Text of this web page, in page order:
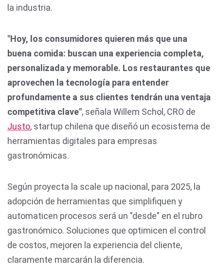
la industria.
"Hoy, los consumidores quieren más que una
buena comida: buscan una experiencia completa,
personalizada y memorable. Los restaurantes que
aprovechen la tecnología para entender
profundamente a sus clientes tendrán una ventaja
competitiva clave", señala Willem Schol, CRO de
Justo, startup chilena que diseñó un ecosistema de
herramientas digitales para empresas
gastronómicas.
Según proyecta la scale up nacional, para 2025, la
adopción de herramientas que simplifiquen y
automaticen procesos será un "desde" en el rubro
gastronómico. Soluciones que optimicen el control
de costos, mejoren la experiencia del cliente,
claramente marcarán la diferencia.